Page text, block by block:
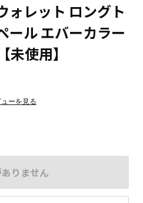
ォレット ロングト
ール エバーカラー
未使用】
ーを見る
りません